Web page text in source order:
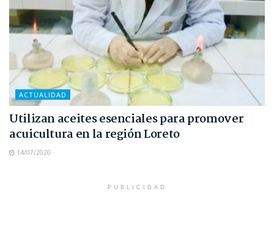
ACTUALIDAD
Utilizan aceites esenciales para promover
acuicultura en la región Loreto
14/07/2020
PUBLICIDAD